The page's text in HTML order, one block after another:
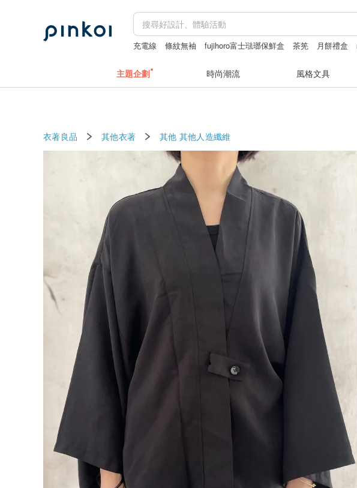
充電線 條紋無袖 fujihoro富士琺瑯保鮮盒 茶筅 月餅禮盒
主題企劃 時尚潮流 風格文具
衣著良品 其他衣著 其他 其他人造纖維